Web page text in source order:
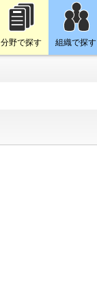
分野で探す 組織で探す